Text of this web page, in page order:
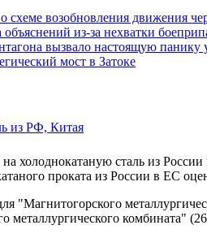
схеме возобновления движения
из-за нехватки
вызвало настоящую
мост в Затоке
из РФ, Китая
холоднокатаную сталь из
проката из России в ЕС
"Магнитогорского
металлургического комбината"